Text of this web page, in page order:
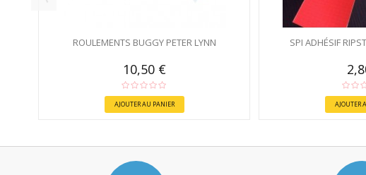
ROULEMENTS BUGGY PETER LYNN
10,50 €
AJOUTER AU PANIER
SPI ADHÉSIF
AJOUTER